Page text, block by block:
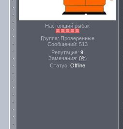
Настоящий рыбак
Группа: Проверенные
Сообщений: 513
Репутация: 9
Замечания: 0%
Статус: Offline